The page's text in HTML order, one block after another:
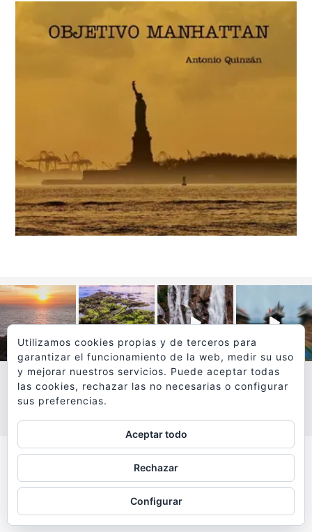
VER MÁS
Todos los textos y fotografías de
www.viajesyfotografia.comson propiedad de su autor
y están protegidos por © Copyright
Utilizamos cookies propias y de terceros para
garantizar el funcionamiento de la web, medir su uso
y mejorar nuestros servicios. Puede aceptar todas
las cookies, rechazar las no necesarias o configurar
sus preferencias.
Aceptar todo
Rechazar
Configurar